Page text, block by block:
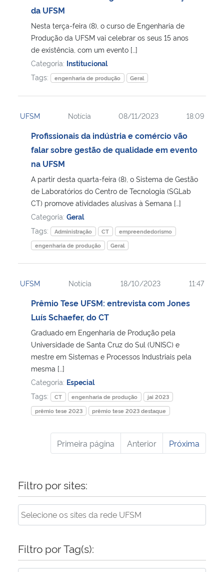
da UFSM
Nesta terça-feira (8), o curso de Engenharia de
Produção da UFSM vai celebrar os seus 15 anos
de existência, com um evento […]
Categoria: Institucional
Tags:
engenharia de produção Geral
UFSM Notícia 08/11/2023 18:09
Profissionais da indústria e comércio vão
falar sobre gestão de qualidade em evento
na UFSM
A partir desta quarta-feira (8), o Sistema de Gestão
de Laboratórios do Centro de Tecnologia (SGLab
CT) promove atividades alusivas à Semana […]
Categoria: Geral
Tags:
Administração CT
empreendedorismo
engenharia de produção
Geral
UFSM Notícia 18/10/2023 11:47
Prêmio Tese UFSM: entrevista com Jones
Luís Schaefer, do CT
Graduado em Engenharia de Produção pela
Universidade de Santa Cruz do Sul (UNISC) e
mestre em Sistemas e Processos Industriais pela
mesma […]
Categoria: Especial
Tags:
CT engenharia de produção
jai 2023
prêmio tese 2023
prêmio tese 2023 destaque
Primeira página Anterior Próxima
Filtro por sites:
Filtro por Tag(s):